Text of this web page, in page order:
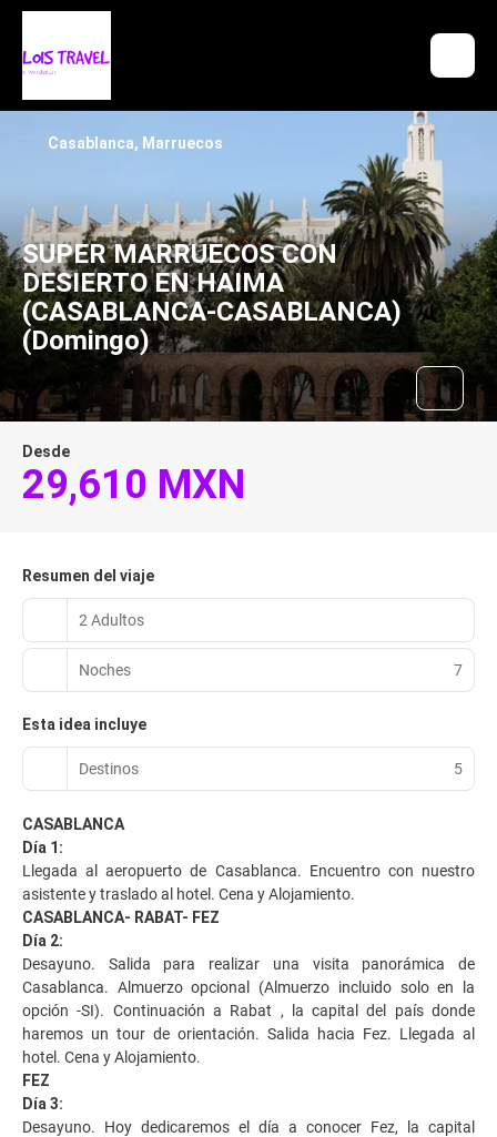
SUPER MARRUECOS CON
DESIERTO EN HAIMA
(CASABLANCA-CASABLANCA)
(Domingo)
Casablanca, Marruecos
Desde
29,610 MXN
Resumen del viaje
2 Adultos
Noches 7
Esta idea incluye
Destinos 5
CASABLANCA
Día 1:
Llegada al aeropuerto de Casablanca. Encuentro con nuestro
asistente y traslado al hotel. Cena y Alojamiento.
CASABLANCA- RABAT- FEZ
Día 2:
Desayuno. Salida para realizar una visita panorámica de
Casablanca. Almuerzo opcional (Almuerzo incluido solo en la
opción -SI). Continuación a Rabat , la capital del país donde
haremos un tour de orientación. Salida hacia Fez. Llegada al
hotel. Cena y Alojamiento.
FEZ
Día 3:
Desayuno. Hoy dedicaremos el día a conocer Fez, la capital